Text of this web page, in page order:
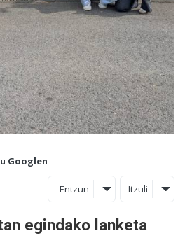
Googlen
Entzun Itzuli
egindako lanketa